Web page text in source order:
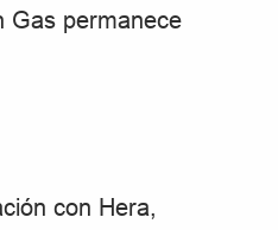
Gas permanece
con Hera,